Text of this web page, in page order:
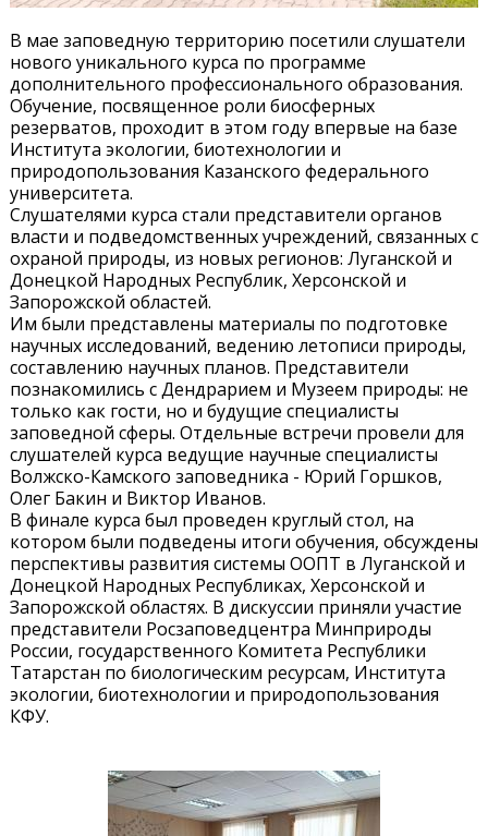
В мае заповедную территорию посетили слушатели
нового уникального курса по программе
дополнительного профессионального образования.
Обучение, посвященное роли биосферных
резерватов, проходит в этом году впервые на базе
Института экологии, биотехнологии и
природопользования Казанского федерального
университета.
Слушателями курса стали представители органов
власти и подведомственных учреждений, связанных с
охраной природы, из новых регионов: Луганской и
Донецкой Народных Республик, Херсонской и
Запорожской областей.
Им были представлены материалы по подготовке
научных исследований, ведению летописи природы,
составлению научных планов. Представители
познакомились с Дендрарием и Музеем природы: не
только как гости, но и будущие специалисты
заповедной сферы. Отдельные встречи провели для
слушателей курса ведущие научные специалисты
Волжско-Камского заповедника - Юрий Горшков,
Олег Бакин и Виктор Иванов.
В финале курса был проведен круглый стол, на
котором были подведены итоги обучения, обсуждены
перспективы развития системы ООПТ в Луганской и
Донецкой Народных Республиках, Херсонской и
Запорожской областях. В дискуссии приняли участие
представители Росзаповедцентра Минприроды
России, государственного Комитета Республики
Татарстан по биологическим ресурсам, Института
экологии, биотехнологии и природопользования
КФУ.